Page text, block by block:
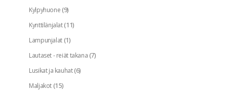
Kylpyhuone(9)
Kynttilänjalat(11)
Lampunjalat(1)
Lautaset - reiät takana(7)
Lusikat ja kauhat(6)
Maljakot(15)